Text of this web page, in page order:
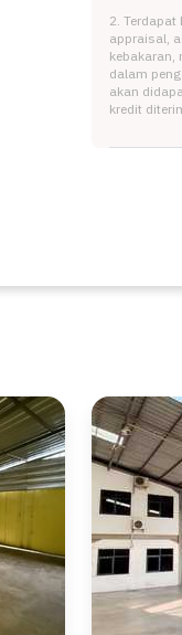
2.
appraisal,
kebakaran,
dalam
akan
kredit